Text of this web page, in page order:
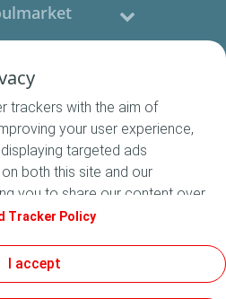
contacter
nous
Générales de Vente
trackers with the aim of
your user experience,
targeted ads
both this site and our
you to share our content over
with French legislation,
cookie settings at any time
my cookies" button. By clicking
Tracker Policy
I accept